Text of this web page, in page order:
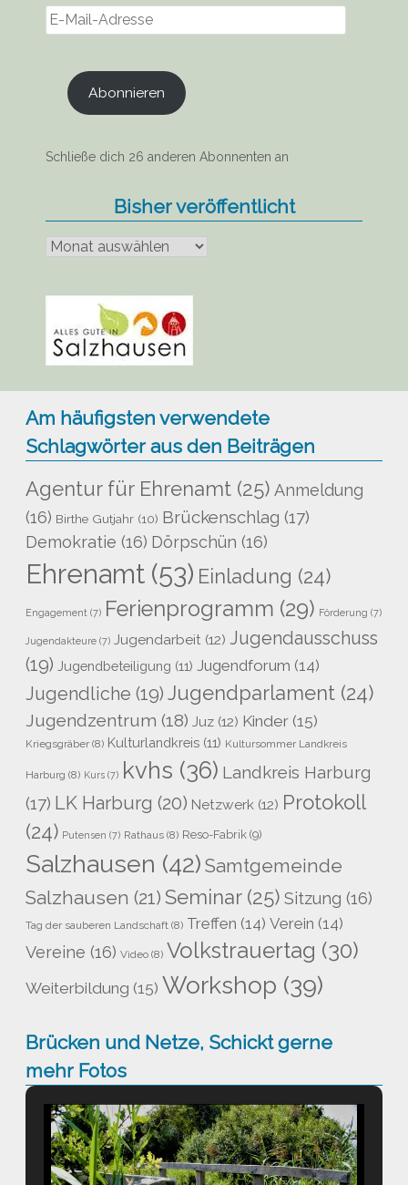
E-
Mail-
Abonnieren
Schließe dich 26 anderen Abonnenten an
Bisher veröffentlicht
veröffentlicht
Am häufigsten verwendete
Schlagwörter aus den Beiträgen
Agentur für Ehrenamt (25) Anmeldung
(16) Birthe Gutjahr (10) Brückenschlag (17)
Demokratie (16) Dörpschün (16)
Ehrenamt (53) Einladung (24)
Engagement (7) Ferienprogramm (29) Förderung (7)
Jugendakteure (7) Jugendarbeit (12) Jugendausschuss
(19) Jugendbeteiligung (11) Jugendforum (14)
Jugendliche (19) Jugendparlament (24)
Jugendzentrum (18) Juz (12) Kinder (15)
Kriegsgräber (8) Kulturlandkreis (11) Kultursommer Landkreis
Harburg (8) Kurs (7) kvhs (36) Landkreis Harburg
(17) LK Harburg (20) Netzwerk (12) Protokoll
(24) Putensen (7) Rathaus (8) Reso-Fabrik (9)
Salzhausen (42) Samtgemeinde
Salzhausen (21) Seminar(25) Sitzung (16)
Tag der sauberen Landschaft (8) Treffen (14) Verein (14)
Vereine (16) Video (8) Volkstrauertag (30)
Weiterbildung (15) Workshop (39)
Brücken und Netze, Schickt gerne
mehr Fotos